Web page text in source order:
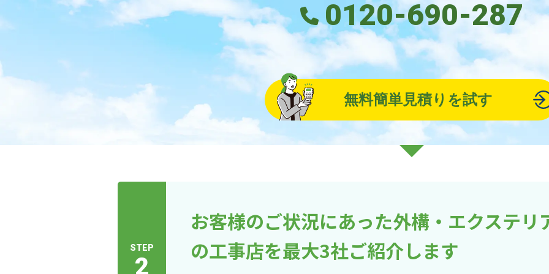
0120-690-287
無料簡単見積りを試す
STEP
2
お客様のご状況にあった外構・エクステリ
の工事店を最大3社ご紹介します